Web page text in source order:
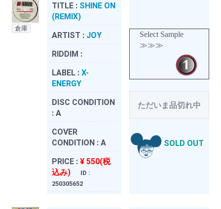
倉庫
TITLE : SHINE ON
(REMIX)
ARTIST : JOY
RIDDIM :
LABEL : X-
ENERGY
DISC CONDITION
: A
COVER
CONDITION : A
PRICE : ¥ 550(税
込み)
ID :
250305652
Select Sample
≫≫≫
ただいま品切れ中
SOLD OUT